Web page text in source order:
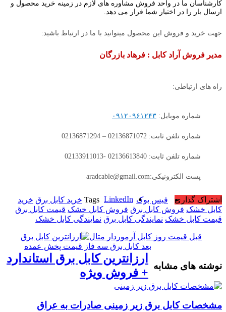
کارشناسان ما در واحد فروش مشاوره های لازم در زمینه خرید محصول و
ارسال بار را در اختیار شما قرار می دهد.
جهت خرید و فروش این محصول میتوانید با ما در ارتباط باشید:
مدیر فروش آراد کابل : فرهاد بازرگان
راه های ارتباطی:
شماره موبایل: ۰۹۱۲۰۹۶۱۲۴۳
شماره تلفن ثابت: 02136871072 – 02136871294
شماره تلفن ثابت: 02136613840 -02133911013
پست الکترونیکی:aradcable@gmail.com
اشتراک گذاری فیس بوک LinkedIn
Tags خرید کابل برق خرید
کابل خشک فروش کابل برق فروش کابل خشک قیمت کابل برق
قیمت کابل خشک نمایندگی کابل برق نمایندگی کابل خشک
قبل قیمت روز کابل آرموردار متال
بعد کابل برق سه فاز قیمت پخش عمده
نوشته های مشابه
مشخصات کابل برق زیر زمینی صادرات به عراق
ارزانترین کابل برق استاندارد
+ فروش ویژه